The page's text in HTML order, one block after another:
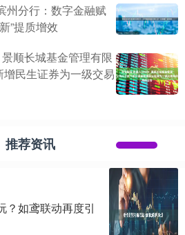
州分行：数字金融赋
”提质增效
顺长城基金管理有限
民生证券为一级交易
推荐资讯
？如鸢联动再度引